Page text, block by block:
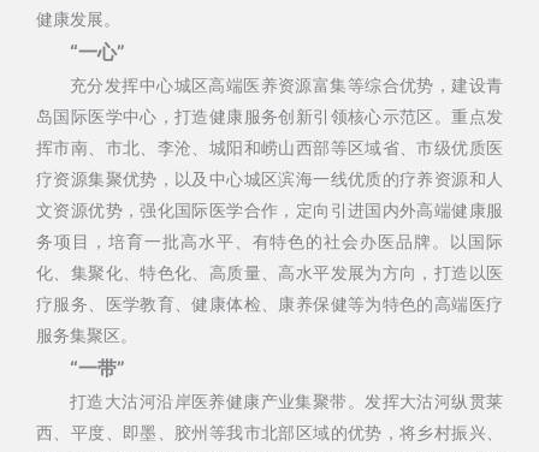
健康发展。
“一心”
充分发挥中心城区高端医养资源富集等综合优势，建设青
岛国际医学中心，打造健康服务创新引领核心示范区。重点发
挥市南、市北、李沧、城阳和崂山西部等区域省、市级优质医
疗资源集聚优势，以及中心城区滨海一线优质的疗养资源和人
文资源优势，强化国际医学合作，定向引进国内外高端健康服
务项目，培育一批高水平、有特色的社会办医品牌。以国际
化、集聚化、特色化、高质量、高水平发展为方向，打造以医
疗服务、医学教育、健康体检、康养保健等为特色的高端医疗
服务集聚区。
“一带”
打造大沽河沿岸医养健康产业集聚带。发挥大沽河纵贯莱
西、平度、即墨、胶州等我市北部区域的优势，将乡村振兴、